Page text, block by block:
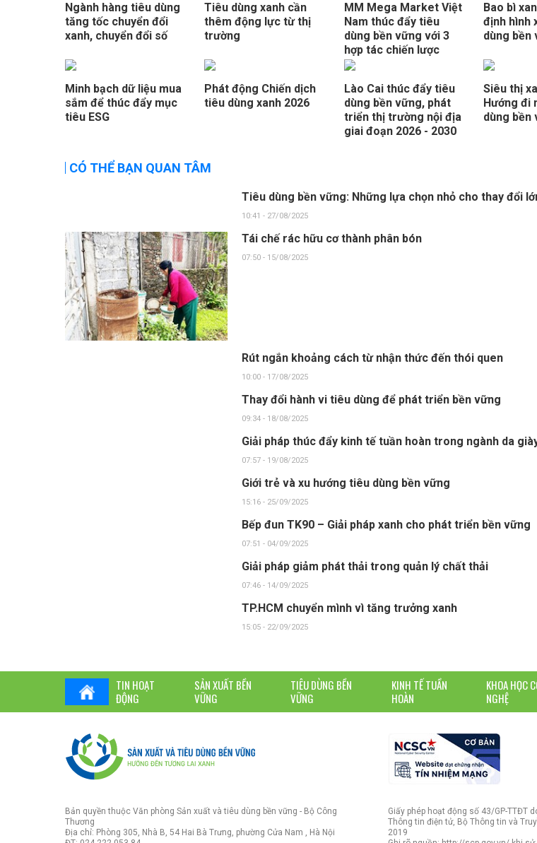
Ngành hàng tiêu dùng
tăng tốc chuyển đổi
xanh, chuyển đổi số
Tiêu dùng xanh cần
thêm động lực từ thị
trường
MM Mega Market Việt
Nam thúc đẩy tiêu
dùng bền vững với 3
hợp tác chiến lược
Bao bì
định hình
dùng bền
Minh bạch dữ liệu mua
sắm để thúc đẩy mục
tiêu ESG
Phát động Chiến dịch
tiêu dùng xanh 2026
Lào Cai thúc đẩy tiêu
dùng bền vững, phát
triển thị trường nội địa
giai đoạn 2026 - 2030
Siêu thị
Hướng đi
dùng bền
CÓ THỂ BẠN QUAN TÂM
Tiêu dùng bền vững: Những lựa chọn nhỏ cho thay đổi
10:41 - 27/08/2025
Tái chế rác hữu cơ thành phân bón
07:50 - 15/08/2025
Rút ngắn khoảng cách từ nhận thức đến thói quen
10:00 - 17/08/2025
Thay đổi hành vi tiêu dùng để phát triển bền vững
09:34 - 18/08/2025
Giải pháp thúc đẩy kinh tế tuần hoàn trong ngành da
07:57 - 19/08/2025
Giới trẻ và xu hướng tiêu dùng bền vững
15:16 - 25/09/2025
Bếp đun TK90 – Giải pháp xanh cho phát triển bền vững
07:51 - 04/09/2025
Giải pháp giảm phát thải trong quản lý chất thải
07:46 - 14/09/2025
TP.HCM chuyển mình vì tăng trưởng xanh
15:05 - 22/09/2025
TIN HOẠT
ĐỘNG
SẢN XUẤT BỀN
VỮNG
TIÊU DÙNG BỀN
VỮNG
KINH TẾ TUẦN
HOÀN
KHOA HỌC
NGHỆ
Bản quyền thuộc Văn phòng Sản xuất và tiêu dùng bền vững - Bộ Công
Thương
Địa chỉ: Phòng 305, Nhà B, 54 Hai Bà Trưng, phường Cửa Nam , Hà Nội
Giấy phép hoạt động số 43/GP-TTĐT
Thông tin điện tử, Bộ Thông tin và
2019